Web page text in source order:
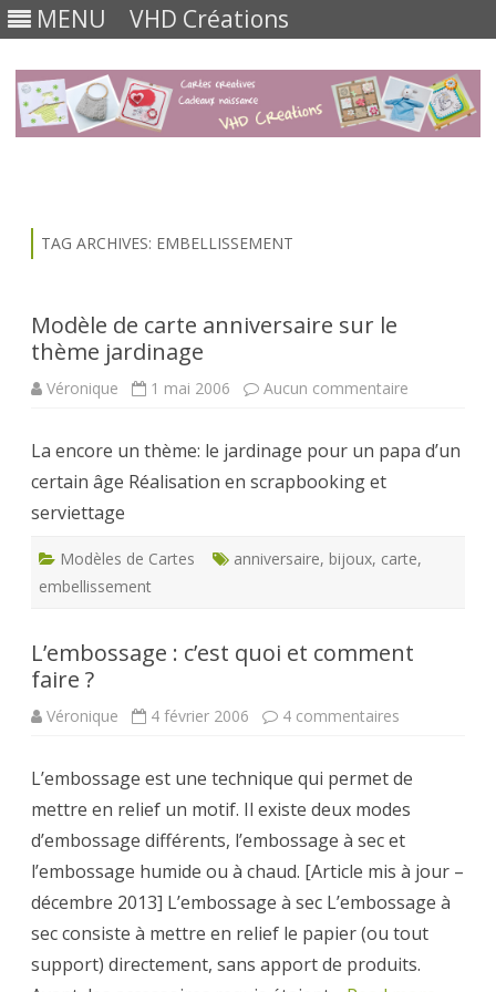
MENU VHD Créations
TAG ARCHIVES: EMBELLISSEMENT
Modèle de carte anniversaire sur le
thème jardinage
Véronique 1 mai 2006 Aucun commentaire
anniversaire
La encore un thème: le jardinage pour un papa d’un
certain âge Réalisation en scrapbooking et
serviettage
Modèles de Cartes anniversaire, bijoux, carte,
embellissement
L’embossage : c’est quoi et comment
faire ?
Véronique 4 février 2006 4 commentaires
quoi
comment
?
L’embossage est une technique qui permet de
mettre en relief un motif. Il existe deux modes
d’embossage différents, l’embossage à sec et
l’embossage humide ou à chaud. [Article mis à jour –
décembre 2013] L’embossage à sec L’embossage à
sec consiste à mettre en relief le papier (ou tout
support) directement, sans apport de produits.